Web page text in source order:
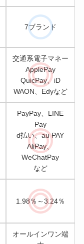
7ブランド
交通系電子マネー
ApplePay
QuicPay、iD
WAON、Edyなど
PayPay、LINE
Pay
d払い、au PAY
AliPay、
WeChatPay
など
1.98％～3.24％
オールインワン端